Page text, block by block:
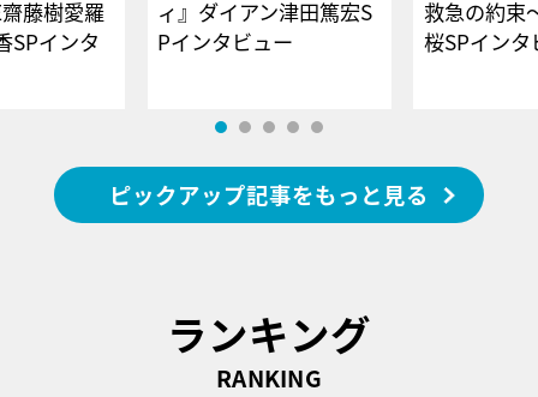
藤樹愛羅
SPインタ
ィ』ダイアン津田篤宏S
Pインタビュー
救急の約束
桜SPイ
ピックアップ記事をもっと見る
ランキング
RANKING